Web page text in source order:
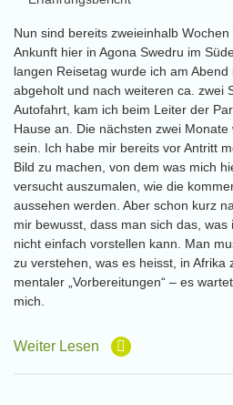
Nun sind bereits zweieinhalb
Ankunft hier in Agona Swedru im
langen Reisetag wurde ich am
abgeholt und nach weiteren ca. zwei
Autofahrt, kam ich beim Leiter der
Hause an. Die nächsten zwei
sein. Ich habe mir bereits vor Antritt
Bild zu machen, von dem was mich
versucht auszumalen, wie die
aussehen werden. Aber schon kurz
mir bewusst, dass man sich das, was
nicht einfach vorstellen kann. Man
zu verstehen, was es heisst, in Afrika
mentaler „Vorbereitungen“ – es
mich.
Weiter Lesen